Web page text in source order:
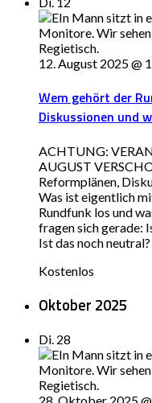
12. August 2025 @
Wem gehört der
Diskussionen und
ACHTUNG:
AUGUST
Reformplänen,
Was ist eigentlich
Rundfunk los und
fragen sich gerade:
Ist das noch
Kostenlos
Oktober 2025
Di. 28